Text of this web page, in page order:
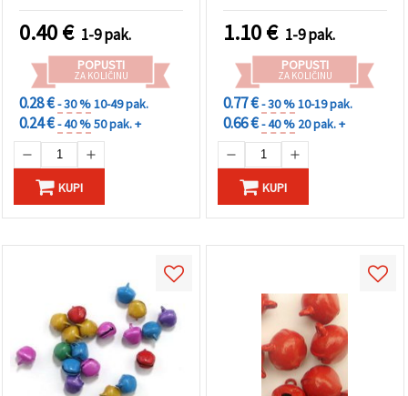
0.40€ 1-9 pak.
POPUSTI
ZA KOLIČINU
0.28 €- 30 %10-49 pak.
0.24 €- 40 %50 pak. +
KUPI
1.10€ 1-9 pak.
POPUSTI
ZA KOLIČINU
0.77 €- 30 %10-19 pak.
0.66 €- 40 % 20 pak. +
KUPI